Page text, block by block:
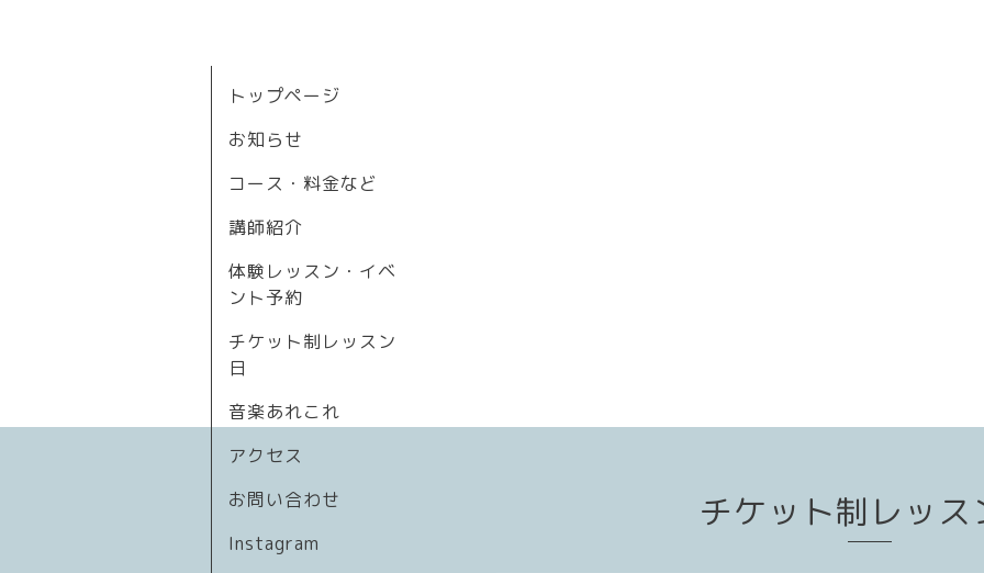
トップページ
お知らせ
コース・料金など
講師紹介
体験レッスン・イベ
ント予約
チケット制レッスン
日
音楽あれこれ
アクセス
お問い合わせ
Instagram
チケット制レッス